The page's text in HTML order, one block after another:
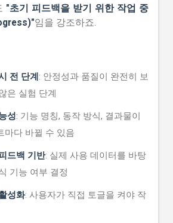
"초기 피드백을 받기 위한 작업 중
임을 강조하죠.
전 단계: 안정성과 품질이 완전히 보
은 실험 단계
성: 기능 명칭, 동작 방식, 결과물이
마다 바뀔 수 있음
드백 기반: 실제 사용 데이터를 바탕
기능 여부 결정
성화: 사용자가 직접 토글을 켜야 작